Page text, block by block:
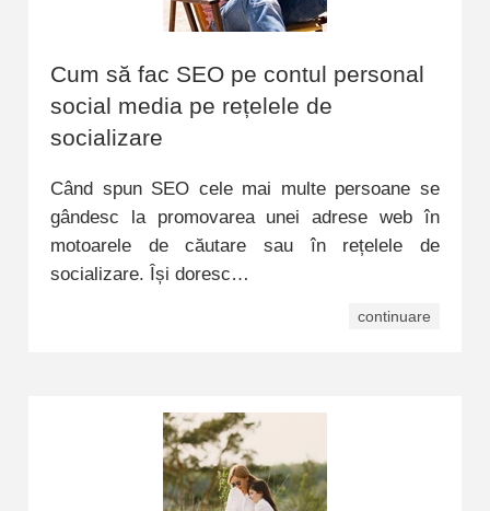
Cum să fac SEO pe contul personal
social media pe rețelele de
socializare
Când spun SEO cele mai multe persoane se
gândesc la promovarea unei adrese web în
motoarele de căutare sau în rețelele de
socializare. Își doresc…
continuare